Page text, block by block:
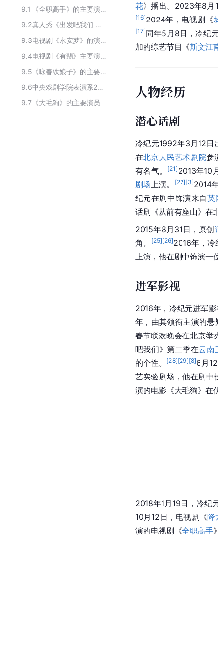
9.1
《全职高手》的主要演员
9.2
真人秀《出发吧我们 第二季》主要演员
9.3
电视剧《永安梦》的演职人员
9.4
电视剧《有翡》主要演员
9.5
《咏春铁娘子》的主要演员
9.6
中央戏剧学院表演系2010级演员
9.7 《大毛狗》的主要演员
花》播出。2023年8月
[16]2024年，电视剧《
[17]同年5月8日，冷纪
加的综艺节目《斯文江
人物经历
潜心话剧
冷纪元1992年3月12日
在北京人民艺术剧院参
有名气。
[21] 2013年10
剧场 上演。 [22][3]2014
纪元在剧中饰演来自英
话剧《从前有座山》在
2015年8月31日，原创
角。
[25][26]2016年，冷
上演，他在剧中饰演
进军影视
2016年，冷纪元进军
年，由其领衔主演的
春节联欢晚会在北京举
吧我们》第二季在云南
的个性。
[28][29][8]6月
艺实验剧场，他在剧中
演的电影《大毛狗》在
2018年1月19日，冷纪
10月12日，电视剧《降
演的电视剧《全职高手